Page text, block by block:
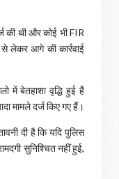
की थी और कोई भी FIR
लेकर आगे की कार्रवाई
में बेतहाशा वृद्धि हुई है
मामले दर्ज किए गए हैं।
दी है कि यदि पुलिस
सुनिश्चित नहीं हुई,